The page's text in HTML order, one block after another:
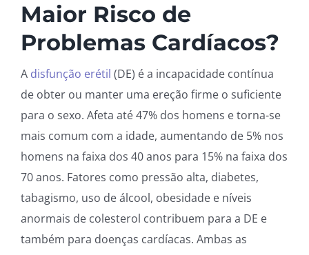
Maior Risco de
Problemas Cardíacos?
A disfunção erétil (DE) é a incapacidade contínua
de obter ou manter uma ereção firme o suficiente
para o sexo. Afeta até 47% dos homens e torna-se
mais comum com a idade, aumentando de 5% nos
homens na faixa dos 40 anos para 15% na faixa dos
70 anos. Fatores como pressão alta, diabetes,
tabagismo, uso de álcool, obesidade e níveis
anormais de colesterol contribuem para a DE e
também para doenças cardíacas. Ambas as